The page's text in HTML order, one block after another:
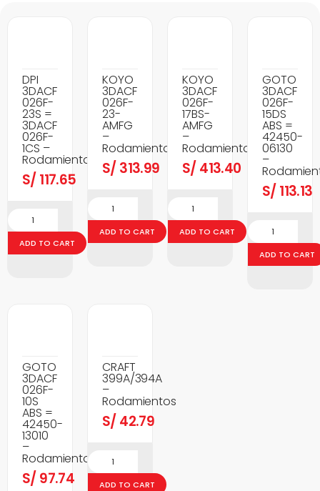
DPI
3DACF
026F-
23S =
3DACF
026F-
1CS –
Rodamientos
S/ 117.65
ADD TO CART
KOYO
3DACF
026F-
23-
AMFG
–
Rodamientos
S/ 313.99
ADD TO CART
KOYO
3DACF
026F-
17BS-
AMFG
–
Rodamientos
S/ 413.40
ADD TO CART
GOTO
3DACF
026F-
15DS
ABS =
42450-
06130
–
S/ 113.13
ADD TO CART
GOTO
3DACF
026F-
10S
ABS =
42450-
13010
–
Rodamientos
S/ 97.74
CRAFT
399A/394A
–
Rodamientos
S/ 42.79
ADD TO CART